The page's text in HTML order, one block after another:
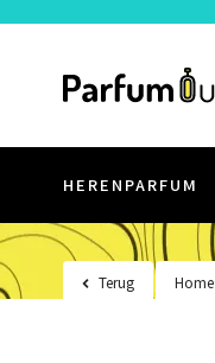
HERENPARFUM
Terug Home